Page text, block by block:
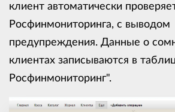
клиент автоматически
Росфинмониторинга, с выводом
предупреждения. Данные о
клиентах записываются в
Росфинмониторинг".